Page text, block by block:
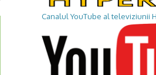
Canalul YouTube al televiziunii